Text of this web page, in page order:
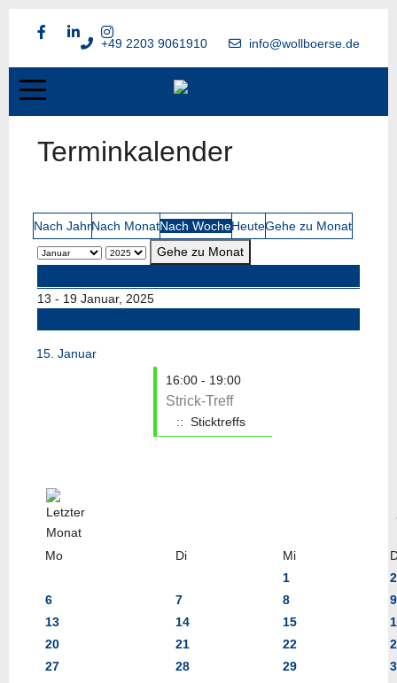
+49 2203 9061910 info@wollboerse.de
Terminkalender
Nach JahrNach MonatNach WocheHeuteGehe zu Monat
Gehe zu Monat
13 - 19 Januar, 2025
15. Januar
16:00 - 19:00
Strick-Treff
:: Sticktreffs
Mo Di Mi
1
2
6
7 8
9
13
14 15
20
21 22
27
28 29